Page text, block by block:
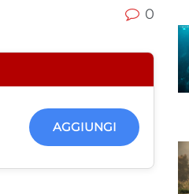
0
AGGIUNGI